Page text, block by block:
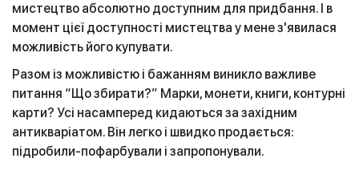
мистецтво абсолютно доступним для придбання. І в
момент цієї доступності мистецтва у мене з'явилася
можливість його купувати.
Разом із можливістю і бажанням виникло важливе
питання “Що збирати?” Марки, монети, книги, контурні
карти? Усі насамперед кидаються за західним
антикваріатом. Він легко і швидко продається:
підробили-пофарбували і запропонували.